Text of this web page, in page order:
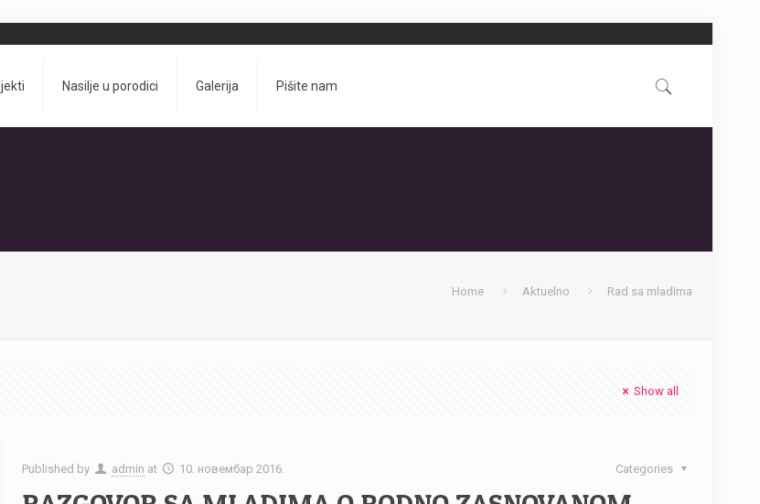
Nasilje u porodici Galerija Pišite nam
Home Aktuelno Rad sa mladima
Show all
Published by admin at 10. новембар 2016. Categories